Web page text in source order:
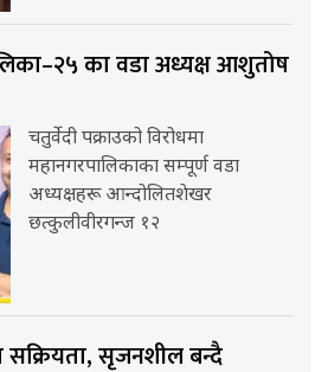
का वडा अध्यक्ष आशुतोष
चतुर्वेदी पक्राउको विरोधमा
महानगरपालिकाका सम्पूर्ण वडा
अध्यक्षहरू आन्दोलितशेखर
छत्कुलीवीरगन्ज १२
सक्रियता, सृजनशील बन्दै